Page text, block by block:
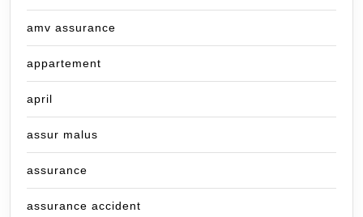
amv assurance
appartement
april
assur malus
assurance
assurance accident